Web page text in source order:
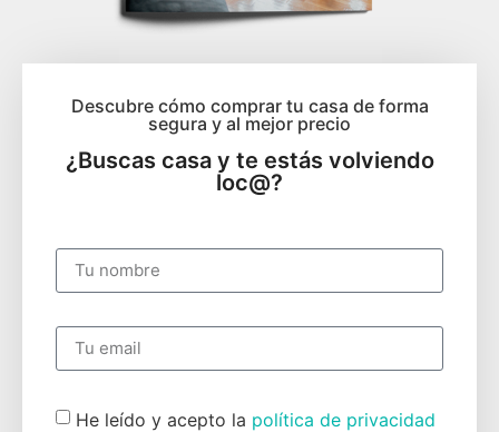
Descubre cómo comprar tu casa de forma
segura y al mejor precio
¿Buscas casa y te estás volviendo
loc@?
He leído y acepto la política de privacidad